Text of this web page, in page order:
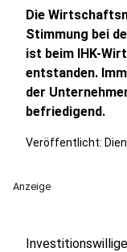
Die
Stimmung bei
ist beim IHK-
entstanden.
der
befriedigend.
Veröffentlicht:
Anzeige